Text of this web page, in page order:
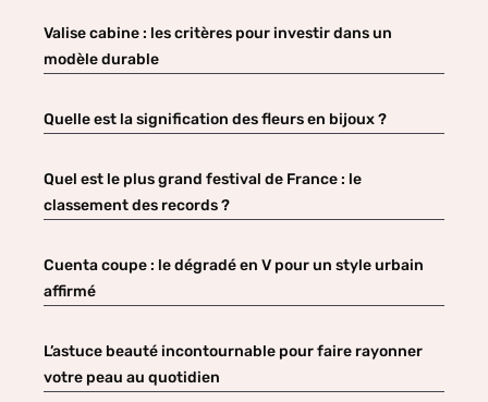
Valise cabine : les critères pour investir dans un
modèle durable
Quelle est la signification des fleurs en bijoux ?
Quel est le plus grand festival de France : le
classement des records ?
Cuenta coupe : le dégradé en V pour un style urbain
affirmé
L’astuce beauté incontournable pour faire rayonner
votre peau au quotidien